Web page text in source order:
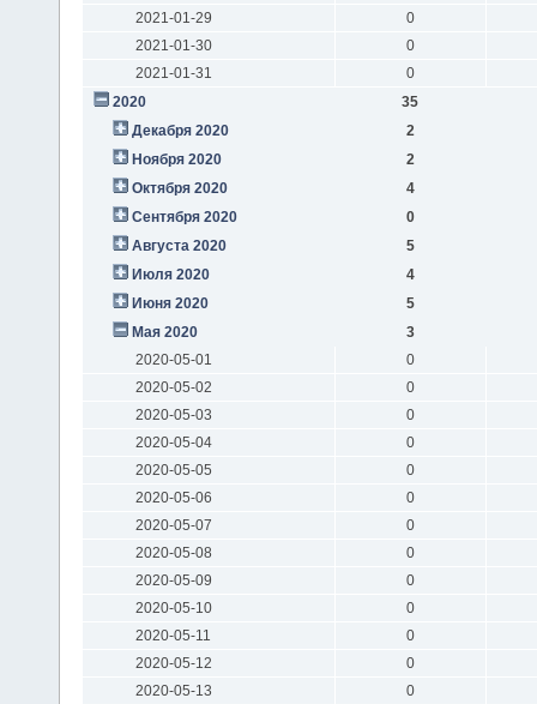
2021-01-29
0
2021-01-30
0
2021-01-31
0
2020
35
Декабря 2020
2
Ноября 2020
2
Октября 2020
4
Сентября 2020
0
Августа 2020
5
Июля 2020
4
Июня 2020
5
Мая 2020
3
2020-05-01
0
2020-05-02
0
2020-05-03
0
2020-05-04
0
2020-05-05
0
2020-05-06
0
2020-05-07
0
2020-05-08
0
2020-05-09
0
2020-05-10
0
2020-05-11
0
2020-05-12
0
2020-05-13
0